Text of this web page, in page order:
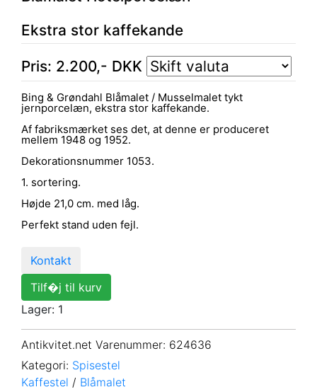
Ekstra stor kaffekande
Pris: 2.200,- DKK
Bing & Grøndahl Blåmalet / Musselmalet tykt
jernporcelæn, ekstra stor kaffekande.
Af fabriksmærket ses det, at denne er produceret
mellem 1948 og 1952.
Dekorationsnummer 1053.
1. sortering.
Højde 21,0 cm. med låg.
Perfekt stand uden fejl.
Kontakt
Tilf�j til kurv
Lager: 1
Antikvitet.net Varenummer: 624636
Kategori: Spisestel
Kaffestel / Blåmalet